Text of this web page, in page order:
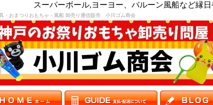
スーパーボール,ヨーヨー、バルーン風船など縁
・おまつりおもちゃ・風船 卸売り通信販売 小川ゴム商会